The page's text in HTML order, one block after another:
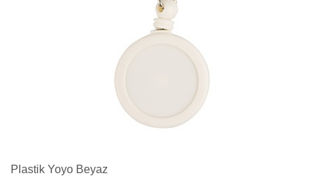
Plastik Yoyo Beyaz